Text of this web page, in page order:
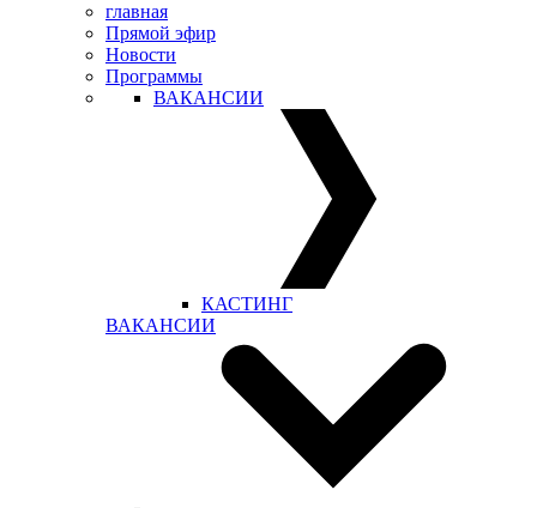
главная
Прямой эфир
Новости
Программы
ВАКАНСИИ
КАСТИНГ
ВАКАНСИИ